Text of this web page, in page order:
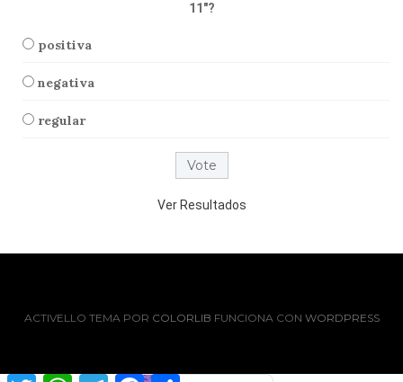
11"?
positiva
negativa
regular
Ver Resultados
ACTIVELLO TEMA POR COLORLIB FUNCIONA CON WORDPRESS